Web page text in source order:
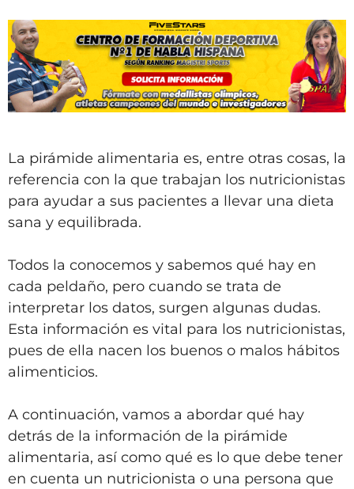
La pirámide alimentaria es, entre otras cosas, la
referencia con la que trabajan los nutricionistas
para ayudar a sus pacientes a llevar una dieta
sana y equilibrada.
Todos la conocemos y sabemos qué hay en
cada peldaño, pero cuando se trata de
interpretar los datos, surgen algunas dudas.
Esta información es vital para los nutricionistas,
pues de ella nacen los buenos o malos hábitos
alimenticios.
A continuación, vamos a abordar qué hay
detrás de la información de la pirámide
alimentaria, así como qué es lo que debe tener
en cuenta un nutricionista o una persona que